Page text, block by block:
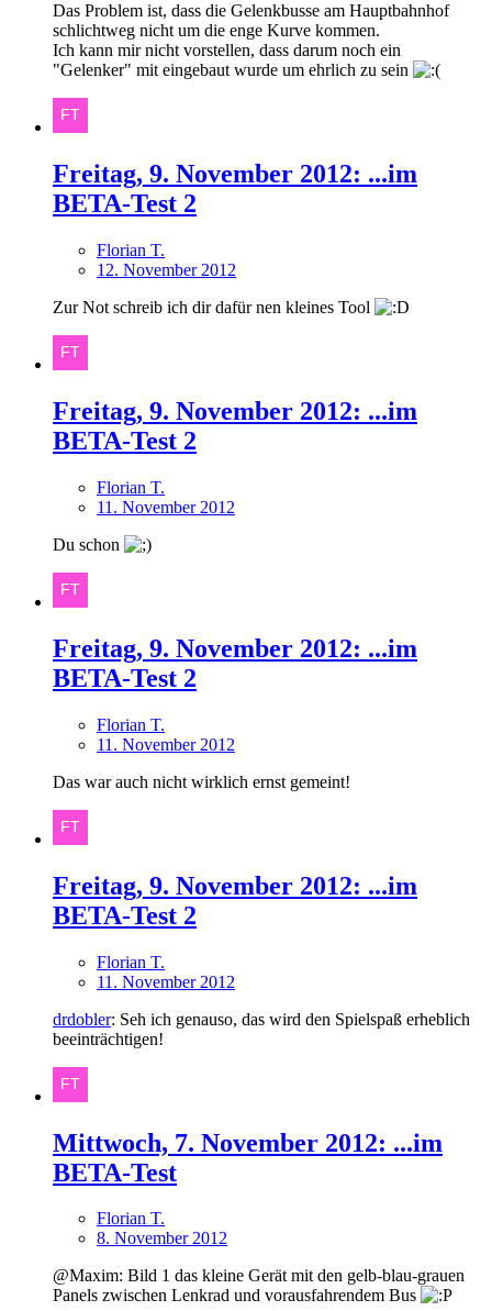
Das Problem ist, dass die Gelenkbusse am Hauptbahnhof
schlichtweg nicht um die enge Kurve kommen.
Ich kann mir nicht vorstellen, dass darum noch ein
"Gelenker" mit eingebaut wurde um ehrlich zu sein
Freitag, 9. November 2012: ...im
BETA-Test 2
Florian T.
12. November 2012
Zur Not schreib ich dir dafür nen kleines Tool
Freitag, 9. November 2012: ...im
BETA-Test 2
Florian T.
11. November 2012
Du schon
Freitag, 9. November 2012: ...im
BETA-Test 2
Florian T.
11. November 2012
Das war auch nicht wirklich ernst gemeint!
Freitag, 9. November 2012: ...im
BETA-Test 2
Florian T.
11. November 2012
drdobler: Seh ich genauso, das wird den Spielspaß erheblich
beeinträchtigen!
Mittwoch, 7. November 2012: ...im
BETA-Test
Florian T.
8. November 2012
@Maxim: Bild 1 das kleine Gerät mit den gelb-blau-grauen
Panels zwischen Lenkrad und vorausfahrendem Bus